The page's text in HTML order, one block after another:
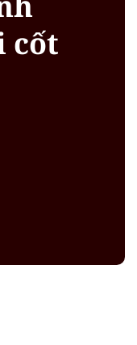
cốt